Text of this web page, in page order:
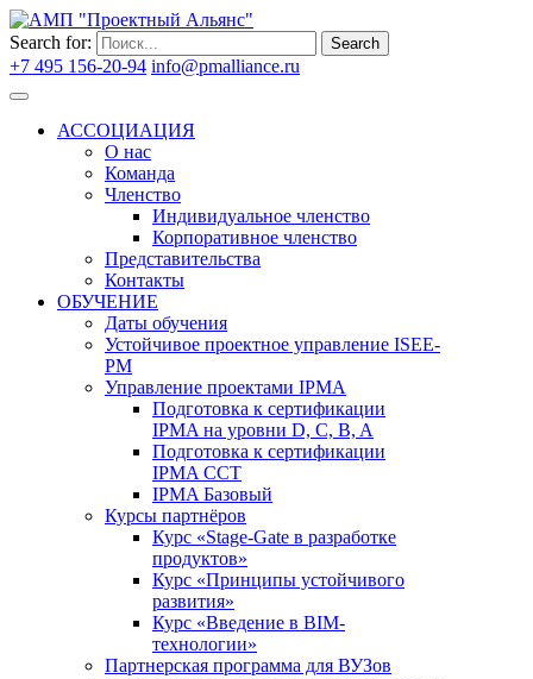
Search for: Search
+7 495 156-20-94 info@pmalliance.ru
АССОЦИАЦИЯ
О нас
Команда
Членство
Индивидуальное членство
Корпоративное членство
Представительства
Контакты
ОБУЧЕНИЕ
Даты обучения
Устойчивое проектное управление ISEE-
PM
Управление проектами IPMA
Подготовка к сертификации
IPMA на уровни D, C, B, A
Подготовка к сертификации
IPMA CCT
IPMA Базовый
Курсы партнёров
Курс «Stage-Gate в разработке
продуктов»
Курс «Принципы устойчивого
развития»
Курс «Введение в BIM-
технологии»
Партнерская программа для ВУЗов